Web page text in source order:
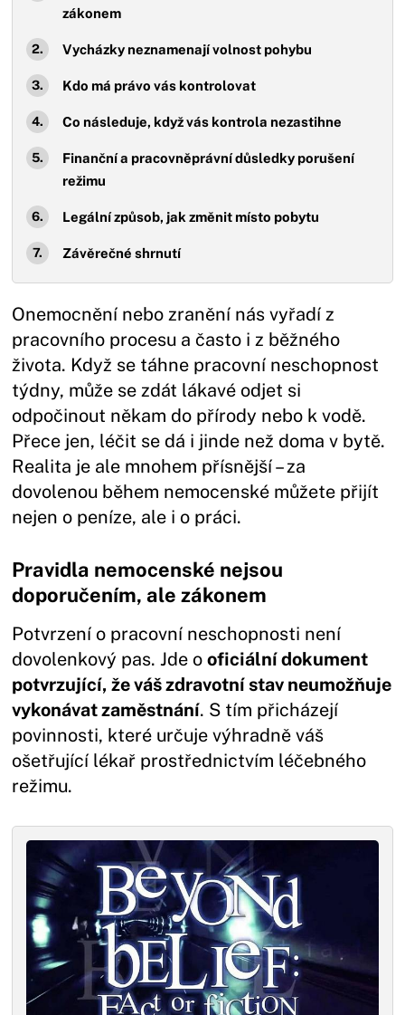
zákonem
Vycházky neznamenají volnost pohybu
Kdo má právo vás kontrolovat
Co následuje, když vás kontrola nezastihne
Finanční a pracovněprávní důsledky porušení
režimu
Legální způsob, jak změnit místo pobytu
Závěrečné shrnutí
Onemocnění nebo zranění nás vyřadí z
pracovního procesu a často i z běžného
života. Když se táhne pracovní neschopnost
týdny, může se zdát lákavé odjet si
odpočinout někam do přírody nebo k vodě.
Přece jen, léčit se dá i jinde než doma v bytě.
Realita je ale mnohem přísnější – za
dovolenou během nemocenské můžete přijít
nejen o peníze, ale i o práci.
Pravidla nemocenské nejsou
doporučením, ale zákonem
Potvrzení o pracovní neschopnosti není
dovolenkový pas. Jde ooficiální dokument
potvrzující, že váš zdravotní stav neumožňuje
vykonávat zaměstnání. S tím přicházejí
povinnosti, které určuje výhradně váš
ošetřující lékař prostřednictvím léčebného
režimu.